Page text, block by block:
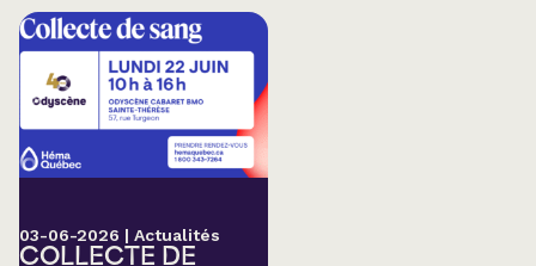
03-06-2026 | Actualités
COLLECTE DE